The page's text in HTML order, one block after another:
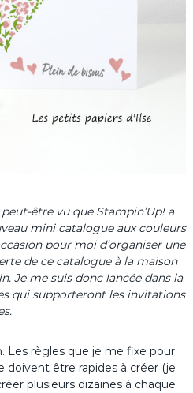
être vu que Stampin’Up! a
mini catalogue aux couleurs
pour moi d’organiser une
de ce catalogue à la maison
Je me suis donc lancée dans la
qui supporteront les invitations
Les règles que je me fixe pour
doivent être rapides à créer (je
plusieurs dizaines à chaque